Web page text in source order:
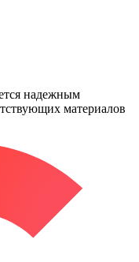
надежным
материалов